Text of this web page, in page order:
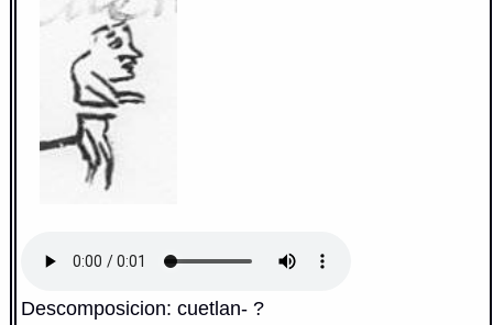
Descomposicion: cuetlan- ?